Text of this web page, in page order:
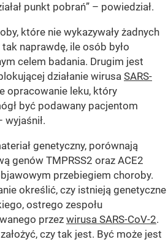
punkt pobrań” – powiedział.
które nie wykazywały żadnych
naprawdę, ile osób było
celem badania. Drugim jest
działanie wirusa SARS-
opracowanie leku, który
być podawany pacjentom
wyjaśnił.
genetyczny, porównają
genów TMPRSS2 oraz ACE2
przebiegiem choroby.
określić, czy istnieją genetyczne
ostrego zespołu
przez wirusa SARS-CoV-2.
czy tak jest. Być może jest